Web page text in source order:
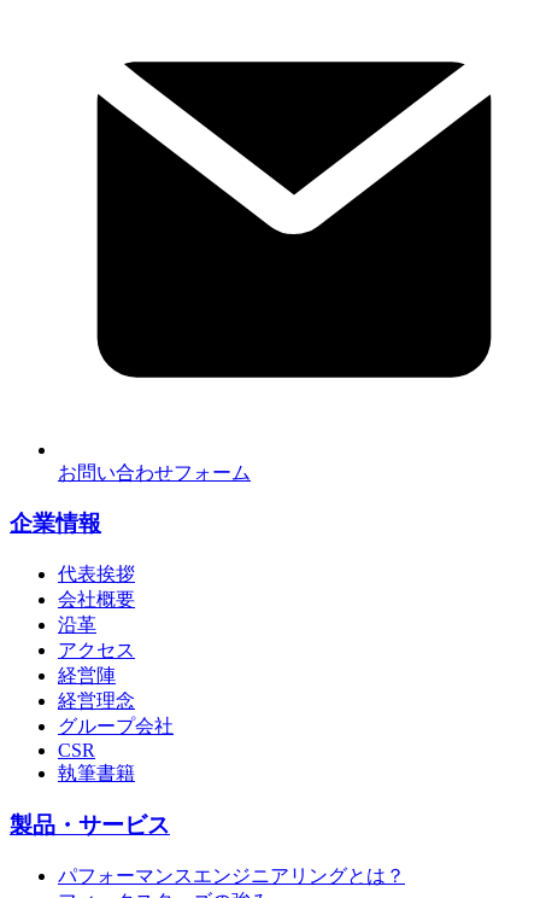
お問い合わせフォーム
企業情報
代表挨拶
会社概要
沿革
アクセス
経営陣
経営理念
グループ会社
CSR
執筆書籍
製品・サービス
パフォーマンスエンジニアリングとは？